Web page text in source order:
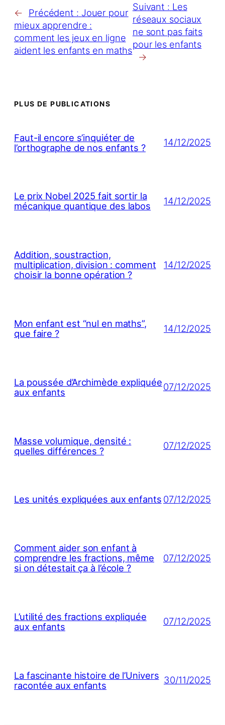
← Précédent : Jouer pour
mieux apprendre :
comment les jeux en ligne
aident les enfants en maths
Suivant : Les
réseaux sociaux
ne sont pas faits
pour les enfants
→
PLUS DE PUBLICATIONS
Faut-il encore s’inquiéter de
l’orthographe de nos enfants ?
14/12/2025
Le prix Nobel 2025 fait sortir la
mécanique quantique des labos
14/12/2025
Addition, soustraction,
multiplication, division : comment
choisir la bonne opération ?
14/12/2025
Mon enfant est “nul en maths”,
que faire ?
14/12/2025
La poussée d’Archimède expliquée
aux enfants
07/12/2025
Masse volumique, densité :
quelles différences ?
07/12/2025
Les unités expliquées aux enfants 07/12/2025
Comment aider son enfant à
comprendre les fractions, même
si on détestait ça à l’école ?
07/12/2025
L’utilité des fractions expliquée
aux enfants
07/12/2025
La fascinante histoire de l’Univers
racontée aux enfants
30/11/2025